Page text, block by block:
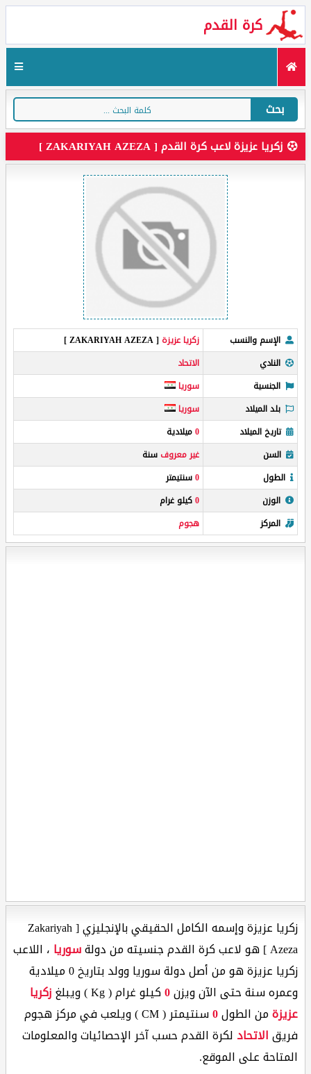
كرة القدم
بحث
زكريا عزيزة لاعب كرة القدم [ ZAKARIYAH AZEZA ]
الإسم والنسب زكريا عزيزة [ ZAKARIYAH AZEZA ]
النادي
الاتحاد
الجنسية
سوريا
بلد الميلاد
سوريا
تاريخ الميلاد
0ميلادية
السن
غير معروف سنة
الطول
0سنتيمتر
الوزن
0كيلو غرام
المركز
هجوم
زكريا عزيزة وإسمه الكامل الحقيقي بالإنجليزي [ Zakariyah
Azeza ] هو لاعب كرة القدم جنسيته من دولة
سوريا ، اللاعب
زكريا عزيزة هو من أصل دولة سوريا وولد بتاريخ 0 ميلادية
وعمرهسنة حتى الآن ويزن0كيلو غرام ( Kg ) ويبلغ
زكريا
عزيزةمن الطول0
سنتيمتر ( CM ) ويلعب في مركز هجوم
فريقالاتحاد لكرة القدم حسب آخر الإحصائيات والمعلومات
المتاحة على الموقع.